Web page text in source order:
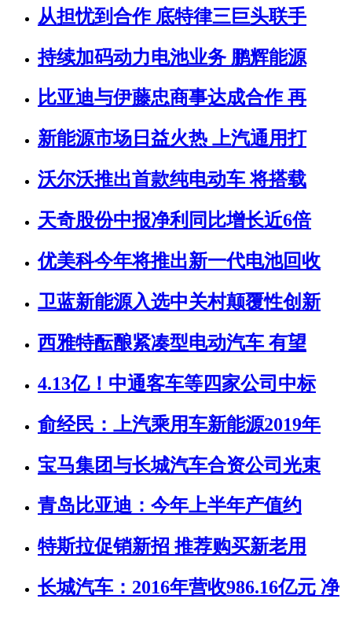
从担忧到合作 底特律三巨头联手
持续加码动力电池业务 鹏辉能源
比亚迪与伊藤忠商事达成合作 再
新能源市场日益火热 上汽通用打
沃尔沃推出首款纯电动车 将搭载
天奇股份中报净利同比增长近6倍
优美科今年将推出新一代电池回收
卫蓝新能源入选中关村颠覆性创新
西雅特酝酿紧凑型电动汽车 有望
4.13亿！中通客车等四家公司中标
俞经民：上汽乘用车新能源2019年
宝马集团与长城汽车合资公司光束
青岛比亚迪：今年上半年产值约
特斯拉促销新招 推荐购买新老用
长城汽车：2016年营收986.16亿元 净